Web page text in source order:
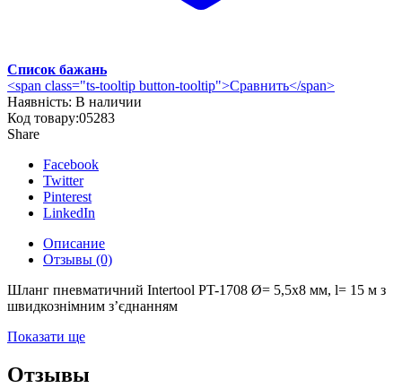
Список бажань
<span class="ts-tooltip button-tooltip">Сравнить</span>
Наявність: В наличии
Код товару:05283
Share
Facebook
Twitter
Pinterest
LinkedIn
Описание
Отзывы (0)
Шланг пневматичний Intertool PT-1708 Ø= 5,5х8 мм, l= 15 м з
швидкознімним з’єднанням
Показати ще
Отзывы